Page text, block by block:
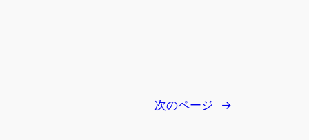
次のページ →